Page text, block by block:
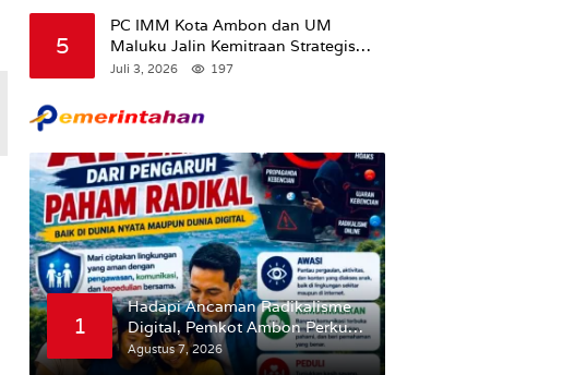
Putih Di Maluku.
5
PC IMM Kota Ambon dan UM
Maluku Jalin Kemitraan Strategis
untuk Cetak Kader Pencerah Bangsa
Kampus”
Juli 3, 2026 197
1
Hadapi Ancaman Radikalisme
Digital, Pemkot Ambon Perkuat
Peran Keluarga
Agustus 7, 2026